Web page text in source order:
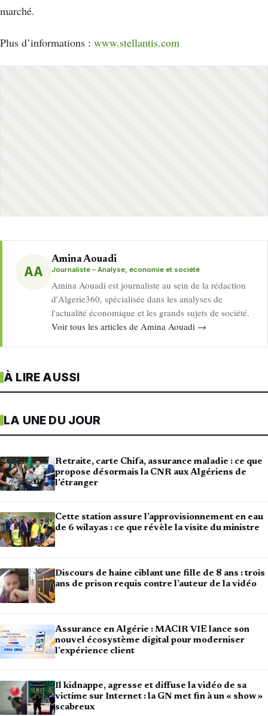
marché.
Plus d’informations : www.stellantis.com
AA
Amina Aouadi
Journaliste – Analyse, économie et société
Amina Aouadi est journaliste au sein de la rédaction
d'Algerie360, spécialisée dans les analyses de
l'actualité économique et les grands sujets de société.
Voir tous les articles de Amina Aouadi →
À LIRE AUSSI
LA UNE DU JOUR
Retraite, carte Chifa, assurance maladie : ce que
propose désormais la CNR aux Algériens de
l’étranger
Cette station assure l’approvisionnement en eau
de 6 wilayas : ce que révèle la visite du ministre
Discours de haine ciblant une fille de 8 ans : trois
ans de prison requis contre l’auteur de la vidéo
Assurance en Algérie : MACIR VIE lance son
nouvel écosystème digital pour moderniser
l’expérience client
Il kidnappe, agresse et diffuse la vidéo de sa
victime sur Internet : la GN met fin à un « show »
scabreux